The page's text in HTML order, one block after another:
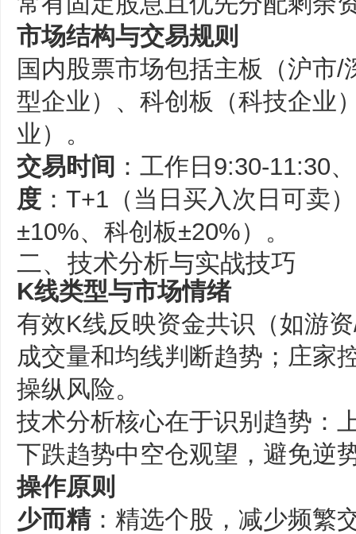
市场结构与交易规则
国内股票市场包括主板（沪市
型企业）、科创板（科技企业
业）‌。
交易时间 ：工作日9:30-11:30
度 ：T+1（当日买入次日可卖
±10%、科创板±20%）‌。
二、技术分析与实战技巧
K线类型与市场情绪
有效K线反映资金共识（如游
成交量和均线判断趋势；庄家
操纵风险‌。
技术分析核心在于识别趋势：
下跌趋势中空仓观望，避免逆
操作原则
少而精：精选个股，减少频繁